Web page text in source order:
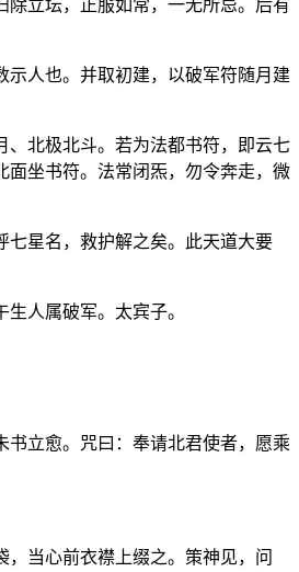
立坛，正服如常，一无所忌。后有
示人也。并取初建，以破军符随月建
、北极北斗。若为法都书符，即云七
面坐书符。法常闭炁，勿令奔走，微
七星名，救护解之矣。此天道大要
人属破军。太宾子。
立愈。咒曰：奉请北君使者，愿乘
当心前衣襟上缀之。策神见，问